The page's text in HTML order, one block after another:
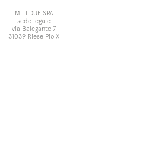
MILLDUE SPA
sede legale
via Balegante 7
31039 Riese Pio X